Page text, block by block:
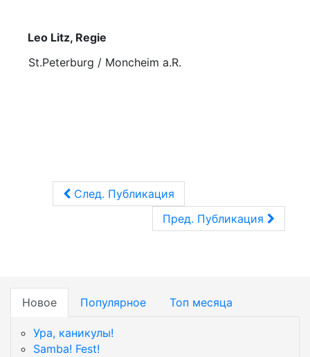
Leo Litz, Regie
St.Peterburg / Moncheim a.R.
След. Публикация
Пред. Публикация
Новое Популярное Топ месяца
Ура, каникулы!
Samba! Fest!